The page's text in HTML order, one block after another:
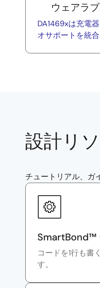
ウェアラ
DA1469xは充電
オサポートを統合
設計リ
チュートリアル、ガ
SmartBond™
コードを1行も書
す。